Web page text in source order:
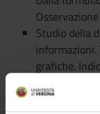
Studio della
informazioni.
grafiche.